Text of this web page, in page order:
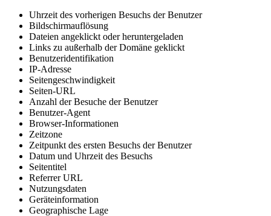
Uhrzeit des vorherigen Besuchs der Benutzer
Bildschirmauflösung
Dateien angeklickt oder heruntergeladen
Links zu außerhalb der Domäne geklickt
Benutzeridentifikation
IP-Adresse
Seitengeschwindigkeit
Seiten-URL
Anzahl der Besuche der Benutzer
Benutzer-Agent
Browser-Informationen
Zeitzone
Zeitpunkt des ersten Besuchs der Benutzer
Datum und Uhrzeit des Besuchs
Seitentitel
Referrer URL
Nutzungsdaten
Geräteinformation
Geographische Lage